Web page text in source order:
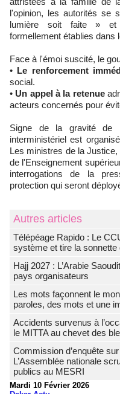
l'opinion, les autorités se
lumière soit faite » et
formellement établies dans
Face à l'émoi suscité, le
• ​ Le renforcement
social.
• ​ Un appel à la retenue
acteurs concernés pour
​Signe de la gravité de
interministériel est
Les ministres de la
de l'Enseignement
interrogations de la
protection qui seront
Autres articles
Télépéage Rapido : Le
système et tire la sonnette
Hajj 2027 : L’Arabie
pays organisateurs
Les mots façonnent le
paroles, des mots et une
Accidents survenus à
le MITTA au chevet des
Commission d’enquête
L’Assemblée nationale
publics au MESRI
Mardi 10 Février 2026